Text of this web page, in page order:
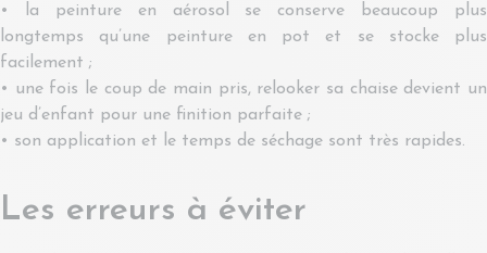
• la peinture en aérosol se conserve beaucoup plus
longtemps qu’une peinture en pot et se stocke plus
facilement ;
• une fois le coup de main pris, relooker sa chaise devient un
jeu d’enfant pour une finition parfaite ;
• son application et le temps de séchage sont très rapides.
Les erreurs à éviter